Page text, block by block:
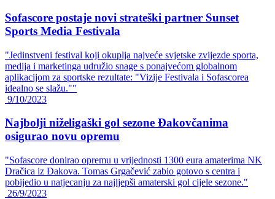
Sofascore postaje novi strateški partner Sunset
Sports Media Festivala
"Jedinstveni festival koji okuplja najveće svjetske zvijezde sporta,
medija i marketinga udružio snage s ponajvećom globalnom
aplikacijom za sportske rezultate: "Vizije Festivala i Sofascorea
idealno se slažu.""
9/10/2023
Najbolji niželigaški gol sezone Đakovčanima
osigurao novu opremu
"Sofascore donirao opremu u vrijednosti 1300 eura amaterima NK
Dračica iz Đakova. Tomas Grgačević zabio gotovo s centra i
pobijedio u natjecanju za najljepši amaterski gol cijele sezone."
26/9/2023